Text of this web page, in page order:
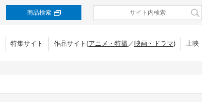
商品検索
特集サイト 作品サイト(アニメ・特撮／映画・ドラマ) 上映